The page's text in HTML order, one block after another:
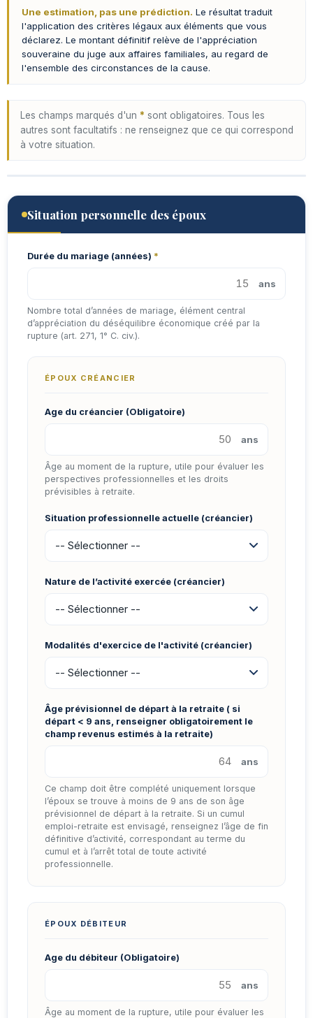
Une estimation, pas une prédiction. Le résultat traduit
l'application des critères légaux aux éléments que vous
déclarez. Le montant définitif relève de l'appréciation
souveraine du juge aux affaires familiales, au regard de
l'ensemble des circonstances de la cause.
Les champs marqués d'un * sont obligatoires. Tous les
autres sont facultatifs : ne renseignez que ce qui correspond
à votre situation.
Situation personnelle des époux
Durée du mariage (années) *
ans
Nombre total d’années de mariage, élément central
d’appréciation du déséquilibre économique créé par la
rupture (art. 271, 1° C. civ.).
ÉPOUX CRÉANCIER
Age du créancier (Obligatoire)
ans
Âge au moment de la rupture, utile pour évaluer les
perspectives professionnelles et les droits
prévisibles à retraite.
Situation professionnelle actuelle (créancier)
Nature de l’activité exercée (créancier)
Modalités d'exercice de l'activité (créancier)
Âge prévisionnel de départ à la retraite ( si
départ < 9 ans, renseigner obligatoirement le
champ revenus estimés à la retraite)
ans
Ce champ doit être complété uniquement lorsque
l’époux se trouve à moins de 9 ans de son âge
prévisionnel de départ à la retraite. Si un cumul
emploi-retraite est envisagé, renseignez l’âge de fin
définitive d’activité, correspondant au terme du
cumul et à l’arrêt total de toute activité
professionnelle.
ÉPOUX DÉBITEUR
Age du débiteur (Obligatoire)
ans
Âge au moment de la rupture, utile pour évaluer les